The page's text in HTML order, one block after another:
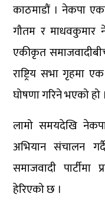
काठमाडौं । नेकपा
गौतम र माधवकुमार
एकीकृत
राष्ट्रिय सभा गृहमा
घोषणा गरिने भएको हो ।
लामो समयदेखि
अभियान संचालन
समाजवादी
हेरिएको छ ।